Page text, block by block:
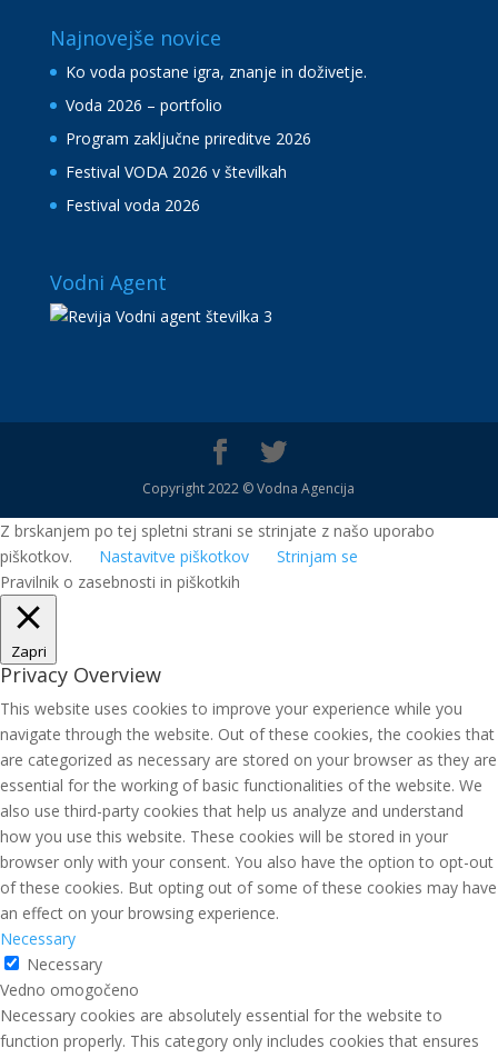
Najnovejše novice
Ko voda postane igra, znanje in doživetje.
Voda 2026 – portfolio
Program zaključne prireditve 2026
Festival VODA 2026 v številkah
Festival voda 2026
Vodni Agent
Copyright 2022 © Vodna Agencija
Z brskanjem po tej spletni strani se strinjate z našo uporabo
piškotkov.
Nastavitve piškotkov
Strinjam se
Pravilnik o zasebnosti in piškotkih
Zapri
Privacy Overview
This website uses cookies to improve your experience while you
navigate through the website. Out of these cookies, the cookies that
are categorized as necessary are stored on your browser as they are
essential for the working of basic functionalities of the website. We
also use third-party cookies that help us analyze and understand
how you use this website. These cookies will be stored in your
browser only with your consent. You also have the option to opt-out
of these cookies. But opting out of some of these cookies may have
an effect on your browsing experience.
Necessary
Necessary
Vedno omogočeno
Necessary cookies are absolutely essential for the website to
function properly. This category only includes cookies that ensures